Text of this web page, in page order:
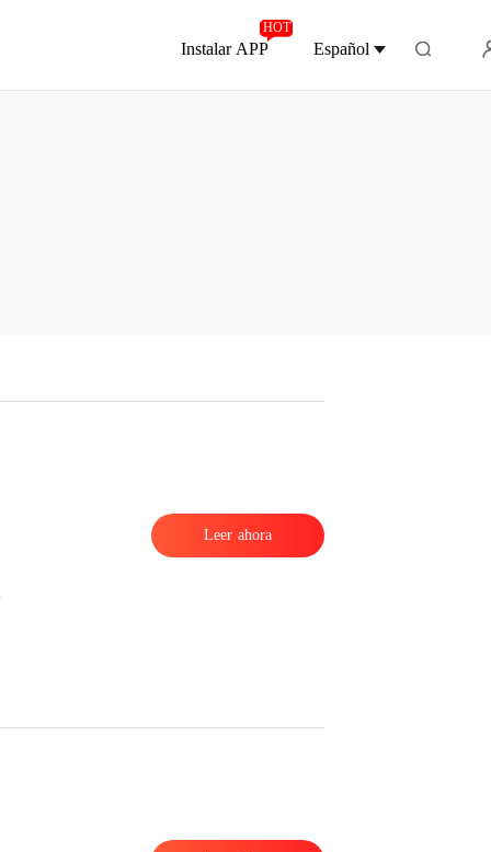
Instalar APP
HOT
Español
Leer ahora